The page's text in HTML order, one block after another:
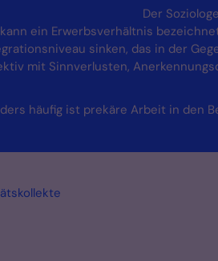
Der
kann ein Erwerbsverhältnis
sinken, das in der
mit Sinnverlusten,
häufig ist prekäre Arbeit in den